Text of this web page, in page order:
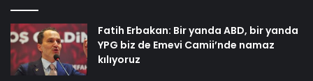
Fatih Erbakan: Bir yanda ABD, bir yanda
YPG biz de Emevi Camii’nde namaz
kılıyoruz